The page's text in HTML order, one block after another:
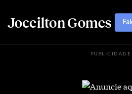
Joceilton Gomes
PUBLICIDADE